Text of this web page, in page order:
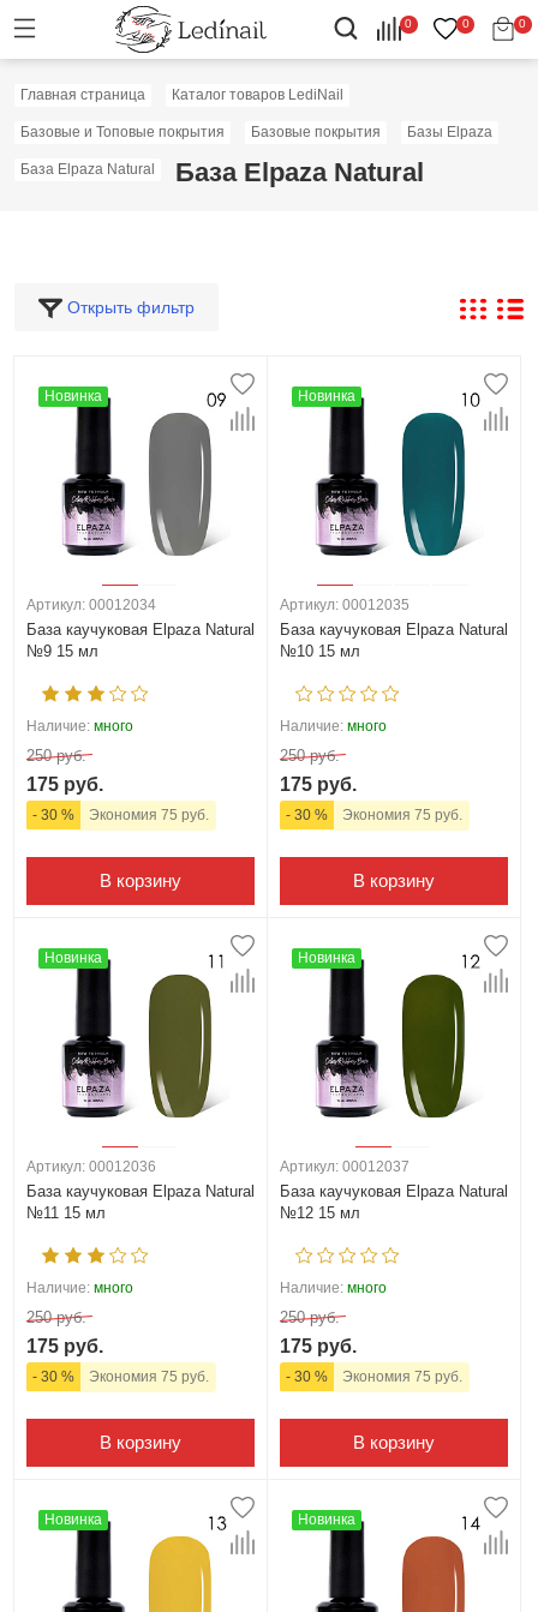
0 0 0
Главная страница Каталог товаров LediNail
Базовые и Топовые покрытия Базовые покрытия Базы Elpaza
База Elpaza Natural База Elpaza Natural
Открыть фильтр
Новинка
Артикул: 00012034
База каучуковая Elpaza Natural
№9 15 мл
Наличие: много
250 руб.
175 руб.
- 30 % Экономия 75 руб.
В корзину
Новинка
Артикул: 00012035
База каучуковая Elpaza Natural
№10 15 мл
Наличие: много
250 руб.
175 руб.
- 30 % Экономия 75 руб.
В корзину
Новинка
Артикул: 00012036
База каучуковая Elpaza Natural
№11 15 мл
Наличие: много
250 руб.
175 руб.
- 30 % Экономия 75 руб.
В корзину
Новинка
Артикул: 00012037
База каучуковая Elpaza Natural
№12 15 мл
Наличие: много
250 руб.
175 руб.
- 30 % Экономия 75 руб.
В корзину
Новинка Новинка